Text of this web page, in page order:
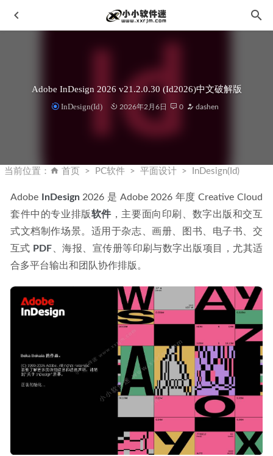
Adobe InDesign 2026 v21.2.0.30 (Id2026)中文破解版
InDesign(Id) 2026年2月6日 0 dashen
当前位置： 首页 PC软件 平面设计 InDesign(Id)
Adobe InDesign 2026​ 是 Adobe 2026 年度 Creative Cloud
套件中的专业排版软件，主要面向印刷、数字出版和交互
式文档制作场景。适用于杂志、画册、图书、电子书、交
互式 PDF 、海报、宣传册等印刷与数字出版项目，尤其适
合多平台输出和团队协作排版。
册机） 2020-12-06
GiliSoft Formathor 8.0中文破解版-PDF转换解密工具 2024-
03-07
HitPaw Photo Enhancer v2.1.0中文破解版-无损图像放大工具
2023-03-07
XMind2025 v26.02.02052 64位中文绿色版